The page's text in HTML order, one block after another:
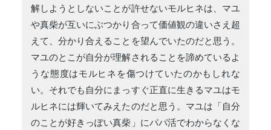
解しようとしないことが許せないモルヒネは、マユ
や真柴が互いにぶつかり合って価値観の違いさえ超
えて、分かり合えることを望んでいたのだと思う。
マユのとこが自分が理解されることを諦めているよ
うな態度はモルヒネを傷つけていたのかもしれな
い。それでも自分にまっすぐ正直に生きるマユはモ
ルヒネには輝いてみえたのだと思う。マユは「自分
のことが好きっぽい真柴」にパパ活でわからなくな